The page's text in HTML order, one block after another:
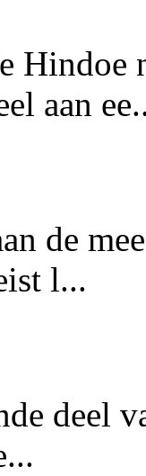
Hindoe
aan
de
l...
deel